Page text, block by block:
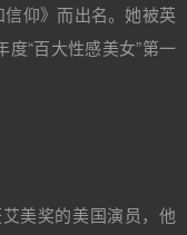
仰》而出名。她被英
“百大性感美女”第一
美奖的美国演员，他